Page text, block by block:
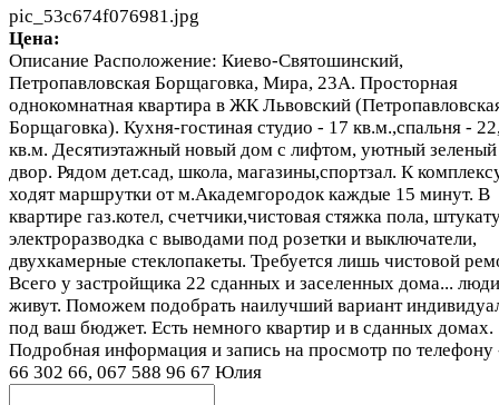
pic_53c674f076981.jpg
Цена:
Описание Расположение: Киево-Святошинский,
Петропавловская Борщаговка, Мира, 23А. Просторная
однокомнатная квартира в ЖК Львовский
Борщаговка). Кухня-гостиная студио - 17 кв.м.,спальня -
кв.м. Десятиэтажный новый дом с лифтом, уютный зеленый
двор. Рядом дет.сад, школа, магазины,спортзал. К
ходят маршрутки от м.Академгородок каждые 15 минут. В
квартире газ.котел, счетчики,чистовая стяжка пола,
электроразводка с выводами под розетки и выключатели,
двухкамерные стеклопакеты. Требуется лишь чистовой
Всего у застройщика 22 сданных и заселенных дома...
живут. Поможем подобрать наилучший вариант
под ваш бюджет. Есть немного квартир и в сданных домах.
Подробная информация и запись на просмотр по телефону
66 302 66, 067 588 96 67 Юлия